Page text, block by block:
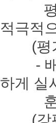
평소
적극적
(평가
- 배부
하게 실
훈련